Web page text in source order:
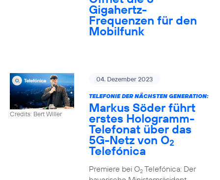
Gigahertz-
Frequenzen für den
Mobilfunk
Credits: Bert Willer
04. Dezember 2023
TELEFONIE DER NÄCHSTEN GENERATION:
Markus Söder führt
erstes Hologramm-
Telefonat über das
5G-Netz von O2
Telefónica
Premiere bei O2Telefónica: Der